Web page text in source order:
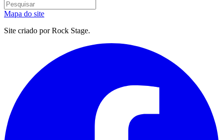
Mapa do site
Site criado por Rock Stage.